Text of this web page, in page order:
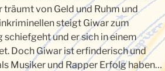
träumt von Geld und Ruhm und
steigt Giwar zum
und er sich in einem
Doch Giwar ist erfinderisch und
Musiker und Rapper Erfolg haben…